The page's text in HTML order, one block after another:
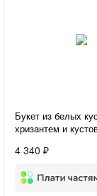
Букет из белых
хризантем и
4 340 ₽